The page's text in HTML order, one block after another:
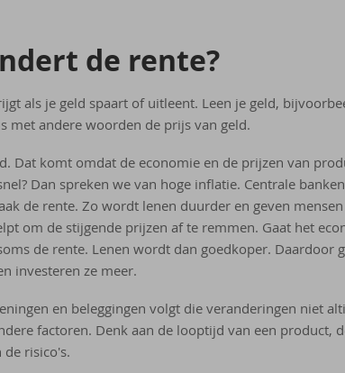
de rente?
als je geld spaart of uitleent. Leen je geld,
met andere woorden de prijs van geld.
Dat komt omdat de economie en de prijzen van
Dan spreken we van hoge inflatie. Centrale
de rente. Zo wordt lenen duurder en geven
om de stijgende prijzen af te remmen. Gaat het
de rente. Lenen wordt dan goedkoper. Daardoor
investeren ze meer.
en beleggingen volgt die veranderingen niet
factoren. Denk aan de looptijd van een product,
risico's.